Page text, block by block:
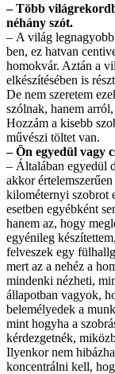
– Több
néhány szót.
– A világ
ben, ez hatvan
homokvár. Aztán a
elkészítésében is
De nem szeretem
szólnak, hanem
Hozzám a kisebb
művészi töltet van.
– Ön egyedül vagy
– Általában egyedül
akkor
kilométernyi szobrot
esetben egyébként
hanem az, hogy
egyénileg
felveszek egy
mert az a nehéz a
mindenki nézheti,
állapotban vagyok,
belemélyedek a
mint hogyha a
kérdezgetnék,
Ilyenkor nem
koncentrálni kell,